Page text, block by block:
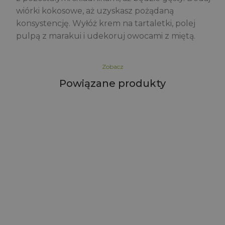
wiórki kokosowe, aż uzyskasz pożądaną
konsystencję. Wyłóż krem na tartaletki, polej
pulpą z marakui i udekoruj owocami z miętą.
Zobacz
Powiązane produkty